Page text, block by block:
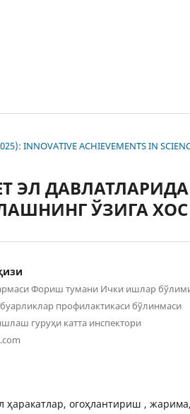
INNOVATIVE ACHIEVEMENTS IN
ЭЛ
ЎЗИГА ХОС
Фориш тумани Ички ишлар
профилактикаси бўлинмаси
гуруҳи катта инспектори
ҳаракатлар, огоҳлантириш , жарима,